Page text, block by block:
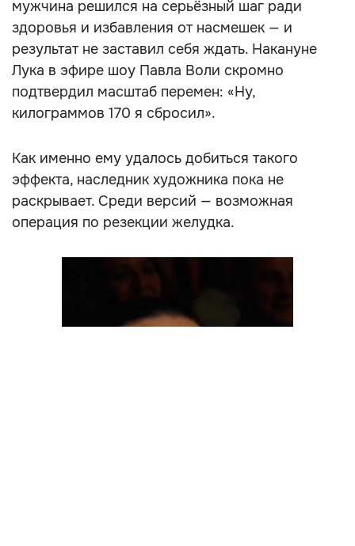
мужчина решился на серьёзный шаг ради
здоровья и избавления от насмешек — и
результат не заставил себя ждать. Накануне
Лука в эфире шоу Павла Воли скромно
подтвердил масштаб перемен: «Ну,
килограммов 170 я сбросил».
Как именно ему удалось добиться такого
эффекта, наследник художника пока не
раскрывает. Среди версий — возможная
операция по резекции желудка.